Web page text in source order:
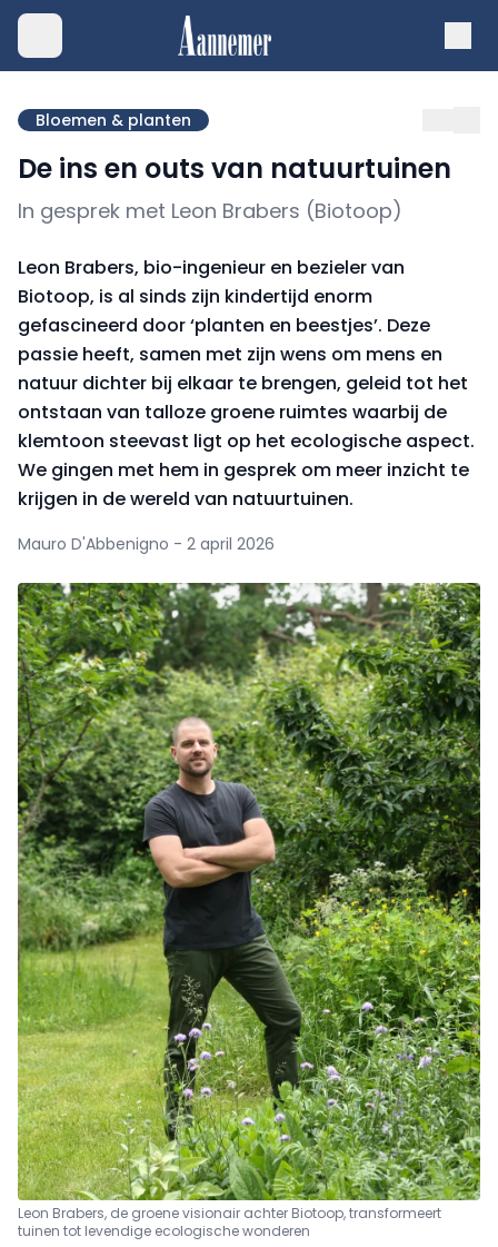
Bloemen & planten
De ins en outs van natuurtuinen
In gesprek met Leon Brabers (Biotoop)
Leon Brabers, bio-ingenieur en bezieler van
Biotoop, is al sinds zijn kindertijd enorm
gefascineerd door ‘planten en beestjes’. Deze
passie heeft, samen met zijn wens om mens en
natuur dichter bij elkaar te brengen, geleid tot het
ontstaan van talloze groene ruimtes waarbij de
klemtoon steevast ligt op het ecologische aspect.
We gingen met hem in gesprek om meer inzicht te
krijgen in de wereld van natuurtuinen.
Mauro D'Abbenigno - 2 april 2026
Leon Brabers, de groene visionair achter Biotoop, transformeert
tuinen tot levendige ecologische wonderen